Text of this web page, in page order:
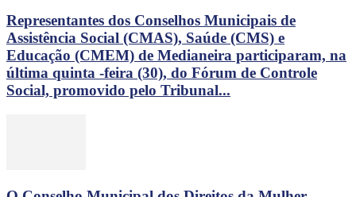
Representantes dos Conselhos Municipais de
Assistência Social (CMAS), Saúde (CMS) e
Educação (CMEM) de Medianeira participaram, na
última quinta -feira (30), do Fórum de Controle
Social, promovido pelo Tribunal...